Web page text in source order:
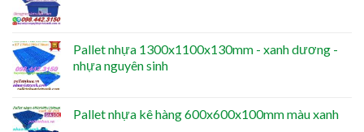
Pallet nhựa 1300x1100x130mm - xanh dương -
nhựa nguyên sinh
Pallet nhựa kê hàng 600x600x100mm màu xanh